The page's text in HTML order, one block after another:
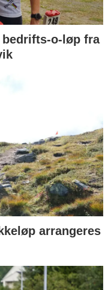
bedrifts-o-løp fra
arrangeres